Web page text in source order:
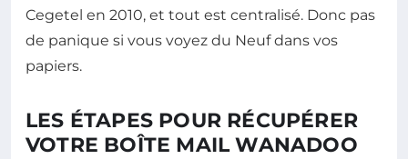
Cegetel en 2010, et tout est centralisé. Donc pas
de panique si vous voyez du Neuf dans vos
papiers.
LES ÉTAPES POUR RÉCUPÉRER
VOTRE BOÎTE MAIL WANADOO